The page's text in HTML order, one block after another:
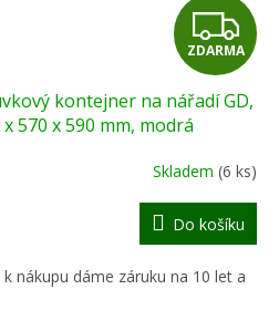
Z
D
A
R
M
A
ZDARMA
kontejner na nářadí GD,
570 x 590 mm, modrá
Skladem (6 ks)
Do košíku
nákupu dáme záruku na 10 let a